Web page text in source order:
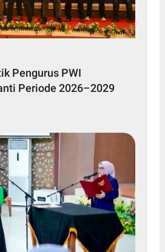
Pengurus PWI
Periode 2026–2029